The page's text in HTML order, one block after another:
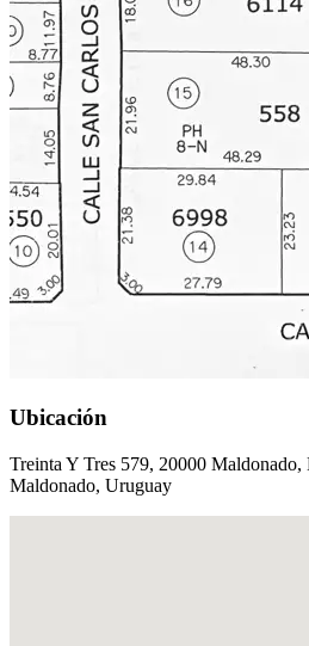
Ubicación
Treinta Y Tres 579, 20000 Maldonado,
Maldonado, Uruguay